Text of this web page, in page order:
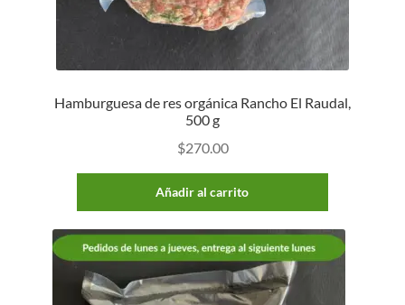
Hamburguesa de res orgánica Rancho El Raudal,
500 g
$270.00
Añadir al carrito